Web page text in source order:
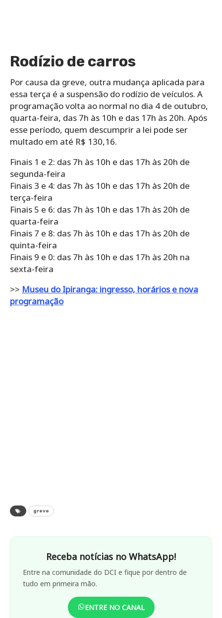
Rodízio de carros
Por causa da greve, outra mudança aplicada para
essa terça é a suspensão do rodízio de veículos. A
programação volta ao normal no dia 4 de outubro,
quarta-feira, das 7h às 10h e das 17h às 20h. Após
esse período, quem descumprir a lei pode ser
multado em até R$ 130,16.
Finais 1 e 2: das 7h às 10h e das 17h às 20h de
segunda-feira
Finais 3 e 4: das 7h às 10h e das 17h às 20h de
terça-feira
Finais 5 e 6: das 7h às 10h e das 17h às 20h de
quarta-feira
Finais 7 e 8: das 7h às 10h e das 17h às 20h de
quinta-feira
Finais 9 e 0: das 7h às 10h e das 17h às 20h na
sexta-feira
>> Museu do Ipiranga: ingresso, horários e nova
programação
greve
Receba notícias no WhatsApp!
Entre na comunidade do DCI e fique por dentro de
tudo em primeira mão.
ENTRE NO CANAL